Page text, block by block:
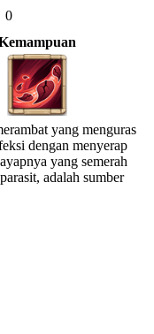
0
yang menguras
dengan menyerap
yang semerah
adalah sumber